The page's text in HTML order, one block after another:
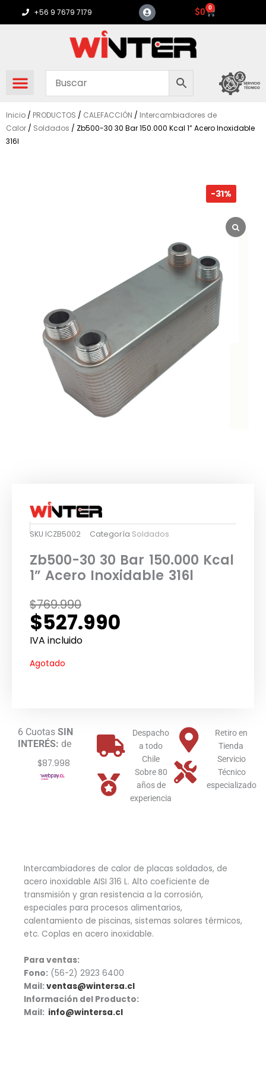
+56 9 7679 7179 $0 0
Carrito
Inicio / PRODUCTOS / CALEFACCIÓN / Intercambiadores de
Calor / Soldados / Zb500-30 30 Bar 150.000 Kcal 1” Acero Inoxidable
316l
-31%
SKU ICZB5002 Categoría Soldados
Zb500-30 30 Bar 150.000 Kcal
1” Acero Inoxidable 316l
$769.990
El
precio
original
$769.990.
$527.990
El
precio
actual
$527.990.
IVA incluido
Agotado
6 Cuotas SIN
INTERÉS: de
$87.998
Despacho
a todo
Chile
Sobre 80
años de
experiencia
Retiro en
Tienda
Servicio
Técnico
especializado
Intercambiadores de calor de placas soldados, de
acero inoxidable AISI 316 L. Alto coeficiente de
transmisión y gran resistencia a la corrosión,
especiales para procesos alimentarios,
calentamiento de piscinas, sistemas solares térmicos,
etc. Coplas en acero inoxidable.
Para ventas:
Fono: (56-2) 2923 6400
Mail:ventas@wintersa.cl
Información del Producto:
Mail: info@wintersa.cl